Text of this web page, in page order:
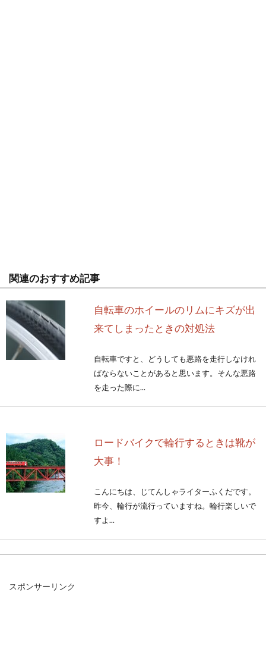
関連のおすすめ記事
自転車のホイールのリムにキズが出
来てしまったときの対処法
自転車ですと、どうしても悪路を走行しなけれ
ばならないことがあると思います。そんな悪路
を走った際に...
ロードバイクで輪行するときは靴が
大事！
こんにちは、じてんしゃライターふくだです。
昨今、輪行が流行っていますね。輪行楽しいで
すよ...
スポンサーリンク